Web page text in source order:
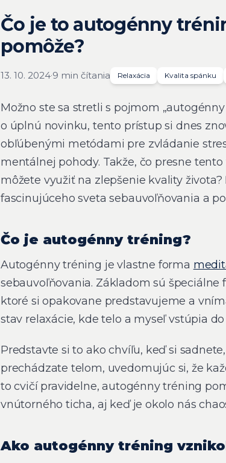
Čo je to autogénny
pomôže?
13. 10. 2024·9 min čítania Relaxácia Kvalita spánku
Možno ste sa stretli s pojmom
o úplnú novinku, tento prístup si dnes
obľúbenými metódami pre zvládanie
mentálnej pohody. Takže, čo presne
môžete využiť na zlepšenie kvality
fascinujúceho sveta sebauvoľňovania a
Čo je autogénny tréning?
Autogénny tréning je vlastne forma
sebauvoľňovania. Základom sú
ktoré si opakovane predstavujeme a
stav relaxácie, kde telo a myseľ vstúpia
Predstavte si to ako chvíľu, keď si
prechádzate telom, uvedomujúc si, že
to cvičí pravidelne, autogénny tréning
vnútorného ticha, aj keď je okolo nás
Ako autogénny tréning